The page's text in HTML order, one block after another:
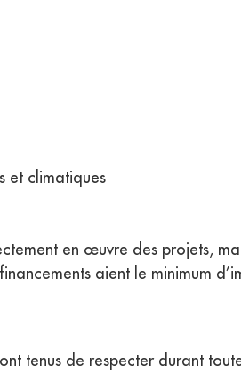
et climatiques
en œuvre des projets,
aient le minimum
tenus de respecter durant